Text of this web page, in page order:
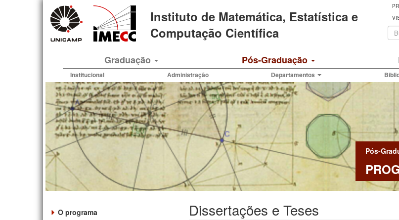
Instituto de Matemática, Estatística e
Computação Científica
Graduação Pós-Graduação
Institucional Administração Departamentos
Pós-
O programa Dissertações e Teses